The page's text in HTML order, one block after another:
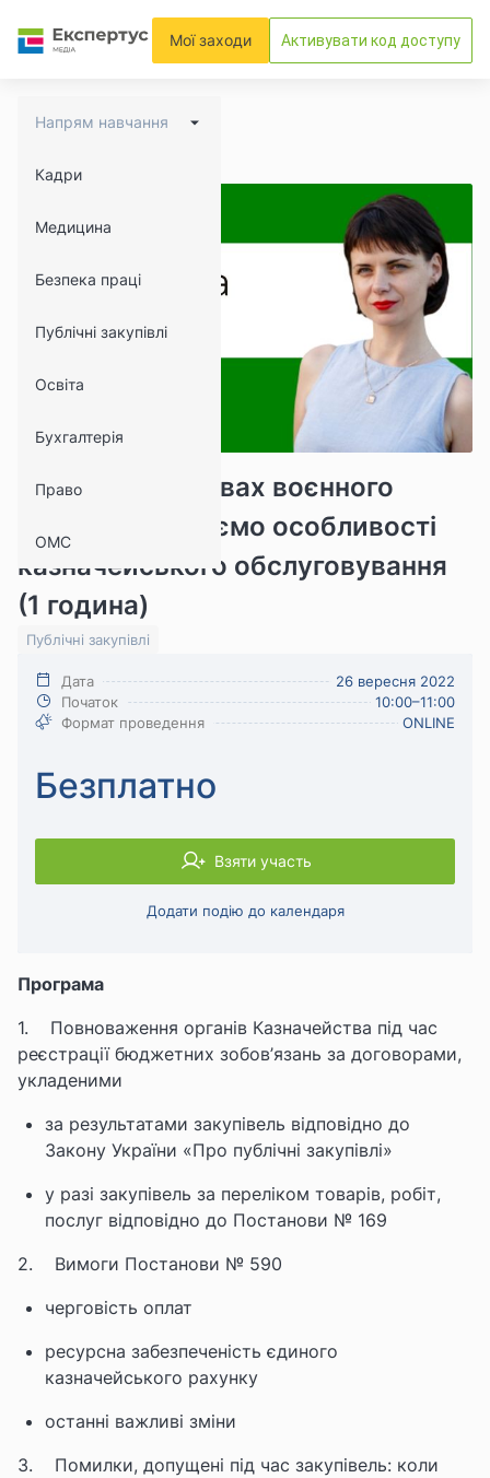
Мої заходи Активувати код доступу
Напрям навчання
Кадри
Медицина
Безпека праці
Публічні закупівлі
Освіта
Бухгалтерія
Право
ОМС
Закупівлі в умовах воєнного
стану: ураховуємо особливості
казначейського обслуговування
(1 година)
Публічні закупівлі
Програма
1. Повноваження органів Казначейства під час
реєстрації бюджетних зобов’язань за договорами,
укладеними
за результатами закупівель відповідно до
Закону України «Про публічні закупівлі»
у разі закупівель за переліком товарів, робіт,
послуг відповідно до Постанови № 169
2. Вимоги Постанови № 590
черговість оплат
ресурсна забезпеченість єдиного
казначейського рахунку
останні важливі зміни
3. Помилки, допущені під час закупівель: коли
Дата
26 вересня 2022
Початок
10:00–11:00
Формат проведення
ONLINE
Безплатно
Взяти участь
Додати подію до календаря